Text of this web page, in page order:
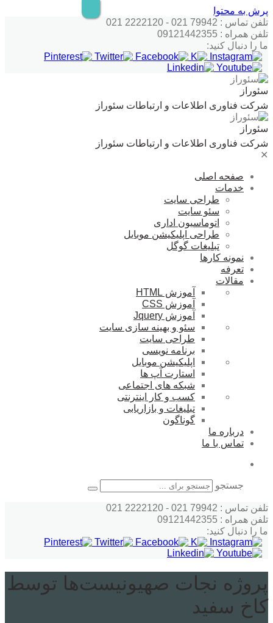
پرش به محتوا
تلفن تماس : 79942 021 - 2222120 021
تلفن همراه : 09121442355
ما را دنبال کنید:
سئوراز
شرکت فناوری اطلاعات و ارتباطات سئوراز
سئوراز
شرکت فناوری اطلاعات و ارتباطات سئوراز
✕
صفحه اصلی
خدمات
طراحی سایت
سئو سایت
اتوماسیون اداری
طراحی اپلیکیشن موبایل
تبلیغات گوگل
نمونه کارها
تعرفه
مقالات
آموزش HTML
آموزش CSS
آموزش Jquery
سئو و بهینه سازی سایت
طراحی سایت
برنامه نویسی
اپلیکیشن موبایل
استارت آپ ها
شبکه های اجتماعی
کسب و کار اینترنتی
تبلیغات و بازاریابی
گوناگون
درباره ما
تماس با ما
جستجو
تلفن تماس : 79942 021 - 2222120 021
تلفن همراه : 09121442355
ما را دنبال کنید:
پروژه نجات صهیونیست‌ها توسط
کاخ سفید